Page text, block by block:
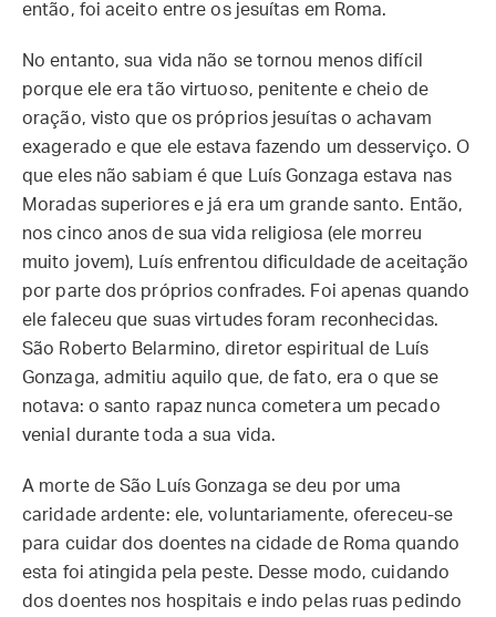
então, foi aceito entre os jesuítas em Roma.
No entanto, sua vida não se tornou menos difícil
porque ele era tão virtuoso, penitente e cheio de
oração, visto que os próprios jesuítas o achavam
exagerado e que ele estava fazendo um desserviço. O
que eles não sabiam é que Luís Gonzaga estava nas
Moradas superiores e já era um grande santo. Então,
nos cinco anos de sua vida religiosa (ele morreu
muito jovem), Luís enfrentou dificuldade de aceitação
por parte dos próprios confrades. Foi apenas quando
ele faleceu que suas virtudes foram reconhecidas.
São Roberto Belarmino, diretor espiritual de Luís
Gonzaga, admitiu aquilo que, de fato, era o que se
notava: o santo rapaz nunca cometera um pecado
venial durante toda a sua vida.
A morte de São Luís Gonzaga se deu por uma
caridade ardente: ele, voluntariamente, ofereceu-se
para cuidar dos doentes na cidade de Roma quando
esta foi atingida pela peste. Desse modo, cuidando
dos doentes nos hospitais e indo pelas ruas pedindo